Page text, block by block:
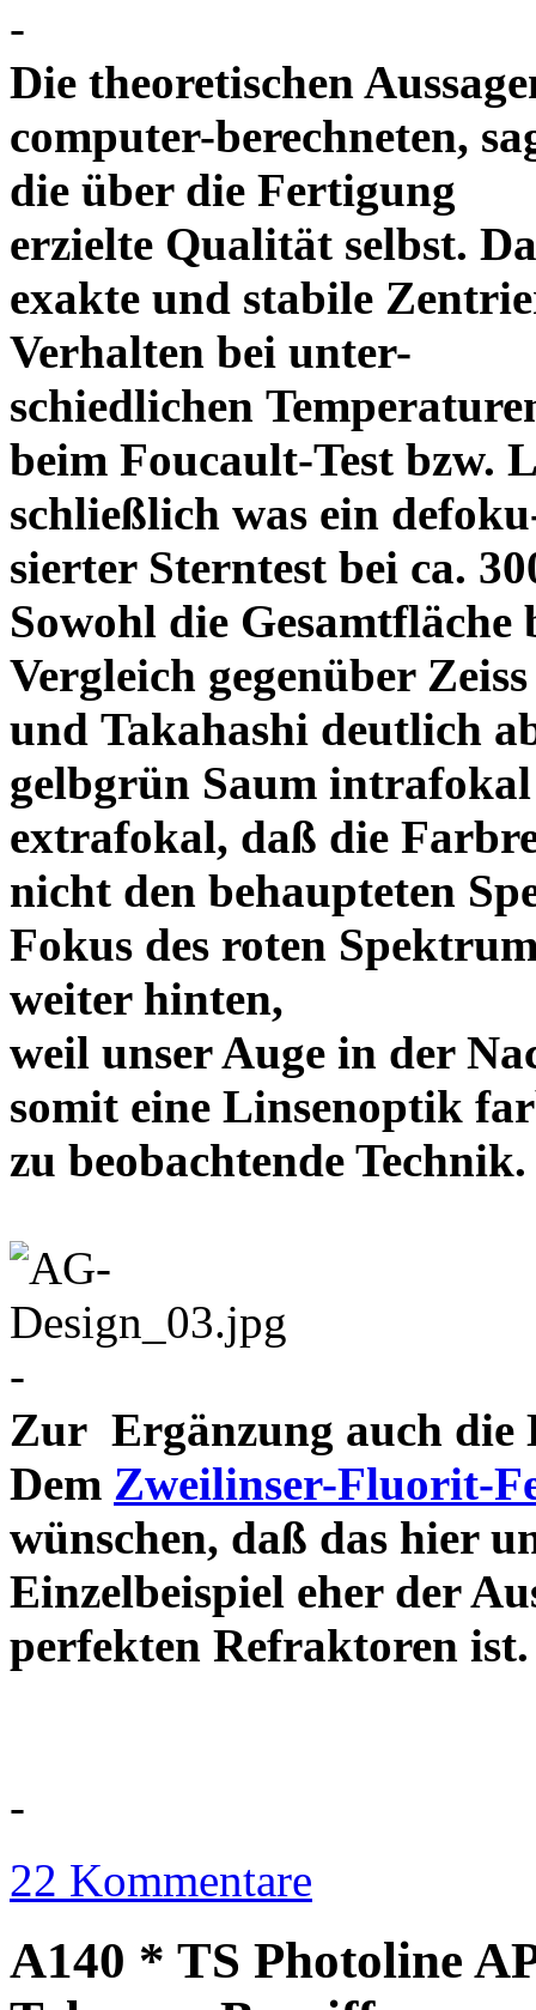
-
Die theoretischen
computer-berechneten,
die über die Fertigung
erzielte Qualität selbst.
exakte und stabile
Verhalten bei unter-
schiedlichen
beim Foucault-Test bzw.
schließlich was ein
sierter Sterntest bei ca.
Sowohl die
Vergleich gegenüber Zeiss
und Takahashi deutlich
gelbgrün Saum
extrafokal, daß die
nicht den behaupteten
Fokus des roten
weiter hinten,
weil unser Auge in der
somit eine Linsenoptik
zu beobachtende
-
Zur Ergänzung auch die
Dem Zweilinser-Fluorit-
wünschen, daß das hier
Einzelbeispiel eher der
perfekten
-
22 Kommentare
A140 * TS Photoline